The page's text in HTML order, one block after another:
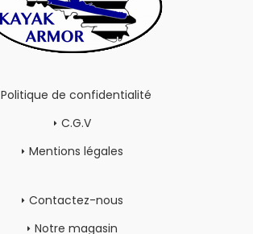
Politique de confidentialité
C.G.V
Mentions légales
Contactez-nous
Notre magasin